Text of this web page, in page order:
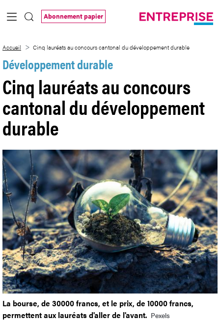
Saut au contenu principal
Abonnement papier
Accueil Cinq lauréats au concours cantonal du développement durable
Développement durable
Cinq lauréats au concours
cantonal du développement
durable
La bourse, de 30000 francs, et le prix, de 10000 francs,
permettent aux lauréats d'aller de l'avant. Pexels